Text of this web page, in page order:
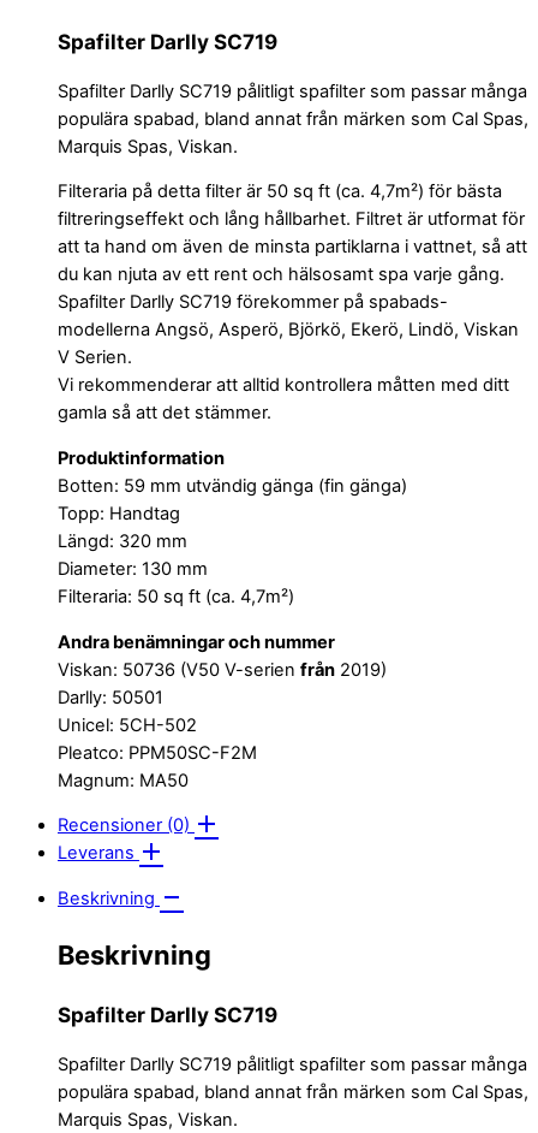
Spafilter Darlly SC719
Spafilter Darlly SC719 pålitligt spafilter som passar många
populära spabad, bland annat från märken som Cal Spas,
Marquis Spas, Viskan.
Filteraria på detta filter är 50 sq ft (ca. 4,7m²) för bästa
filtreringseffekt och lång hållbarhet. Filtret är utformat för
att ta hand om även de minsta partiklarna i vattnet, så att
du kan njuta av ett rent och hälsosamt spa varje gång.
Spafilter Darlly SC719 förekommer på spabads-
modellerna Angsö, Asperö, Björkö, Ekerö, Lindö, Viskan
V Serien.
Vi rekommenderar att alltid kontrollera måtten med ditt
gamla så att det stämmer.
Produktinformation
Botten: 59 mm utvändig gänga (fin gänga)
Topp: Handtag
Längd: 320 mm
Diameter: 130 mm
Filteraria: 50 sq ft (ca. 4,7m²)
Andra benämningar och nummer
Viskan: 50736 (V50 V-serien från 2019)
Darlly: 50501
Unicel: 5CH-502
Pleatco: PPM50SC-F2M
Magnum: MA50
Recensioner (0)
Leverans
Beskrivning
Beskrivning
Spafilter Darlly SC719
Spafilter Darlly SC719 pålitligt spafilter som passar många
populära spabad, bland annat från märken som Cal Spas,
Marquis Spas, Viskan.